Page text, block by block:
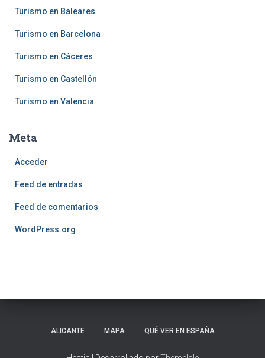
Turismo en Baleares
Turismo en Barcelona
Turismo en Cáceres
Turismo en Castellón
Turismo en Valencia
Meta
Acceder
Feed de entradas
Feed de comentarios
WordPress.org
ALICANTE MAPA QUÉ VER EN ESPAÑA